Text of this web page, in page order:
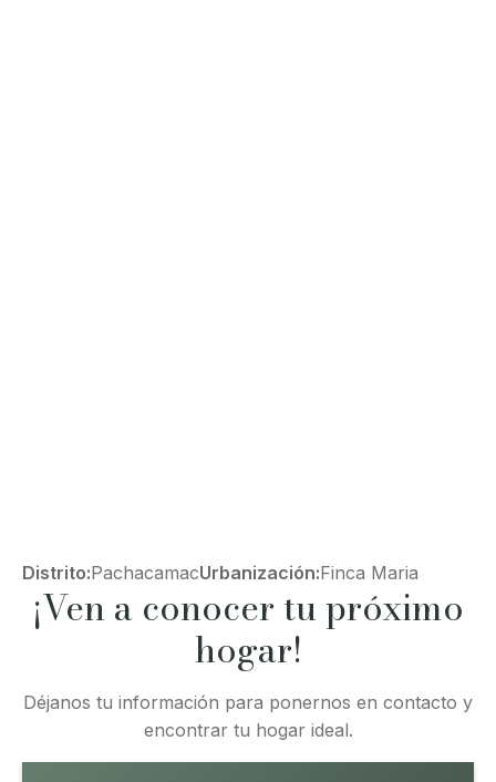
Distrito:PachacamacUrbanización:Finca Maria
¡Ven a conocer tu próximo
hogar!
Déjanos tu información para ponernos en contacto y
encontrar tu hogar ideal.